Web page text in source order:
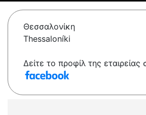
Θεσσαλονίκη
Thessaloníki
Δείτε το προφίλ της εταιρείας